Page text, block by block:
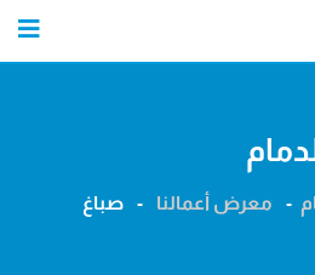
- معرض أعمالنا -
صباغ